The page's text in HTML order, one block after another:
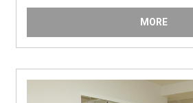
MORE